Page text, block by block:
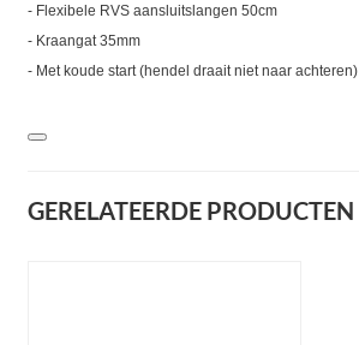
- Flexibele RVS aansluitslangen 50cm
- Kraangat 35mm
- Met koude start (hendel draait niet naar achteren)
GERELATEERDE PRODUCTEN